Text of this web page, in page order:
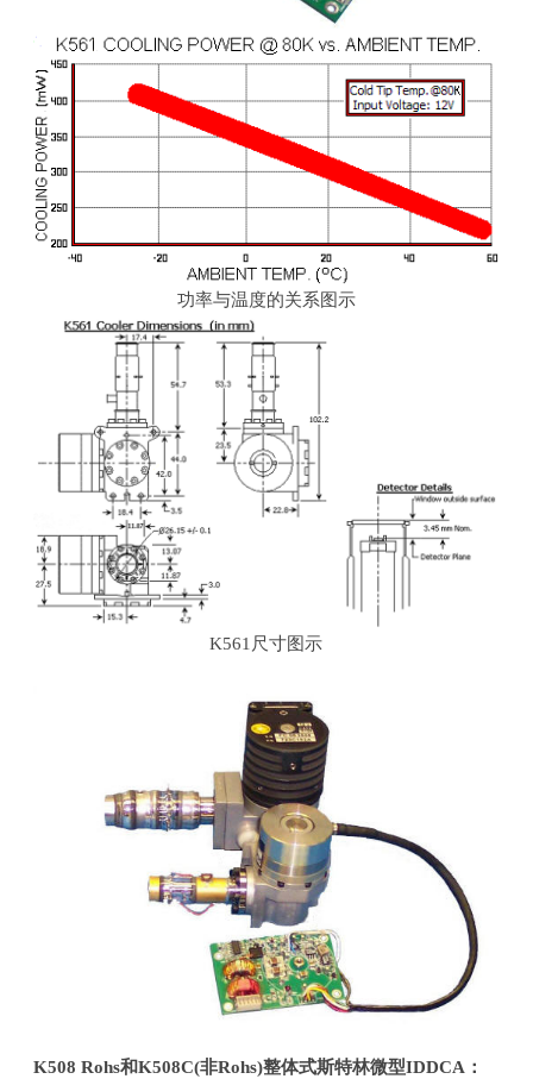
功率与温度的关系图示
K561尺寸图示
K508 Rohs和K508C(非Rohs)整体式斯特林微型IDDCA ：